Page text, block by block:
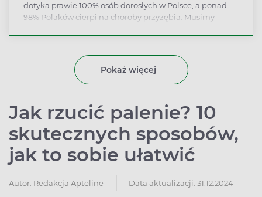
dotyka prawie 100% osób dorosłych w Polsce, a ponad
98% Polaków cierpi na choroby przyzębia. Musimy
rozpuszczenia powierzchni szkliwa zębów. W tym
miejscu zaczyna się tworzyć ubytek.
Pokaż więcej
Jak rzucić palenie? 10
skutecznych sposobów,
jak to sobie ułatwić
Autor: Redakcja Apteline Data aktualizacji: 31.12.2024